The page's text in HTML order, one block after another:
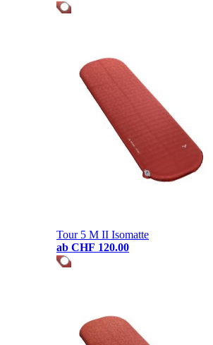
Tour 5 M II Isomatte
ab CHF 120.00